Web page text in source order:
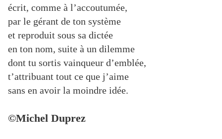
écrit, comme à l’accoutumée,
par le gérant de ton système
et reproduit sous sa dictée
en ton nom, suite à un dilemme
dont tu sortis vainqueur d’emblée,
t’attribuant tout ce que j’aime
sans en avoir la moindre idée.
©Michel Duprez